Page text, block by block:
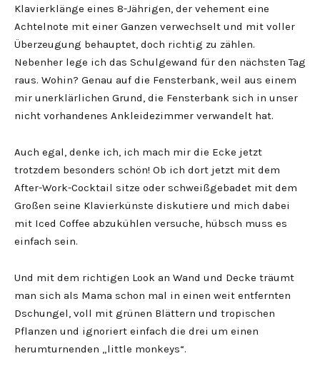
Klavierklänge eines 8-Jährigen, der vehement eine
Achtelnote mit einer Ganzen verwechselt und mit voller
Überzeugung behauptet, doch richtig zu zählen.
Nebenher lege ich das Schulgewand für den nächsten Tag
raus. Wohin? Genau auf die Fensterbank, weil aus einem
mir unerklärlichen Grund, die Fensterbank sich in unser
nicht vorhandenes Ankleidezimmer verwandelt hat.
Auch egal, denke ich, ich mach mir die Ecke jetzt
trotzdem besonders schön! Ob ich dort jetzt mit dem
After-Work-Cocktail sitze oder schweißgebadet mit dem
Großen seine Klavierkünste diskutiere und mich dabei
mit Iced Coffee abzukühlen versuche, hübsch muss es
einfach sein.
Und mit dem richtigen Look an Wand und Decke träumt
man sich als Mama schon mal in einen weit entfernten
Dschungel, voll mit grünen Blättern und tropischen
Pflanzen und ignoriert einfach die drei um einen
herumturnenden „little monkeys“.